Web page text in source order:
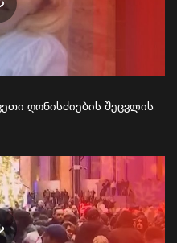
ღონისძიების შეცვლის